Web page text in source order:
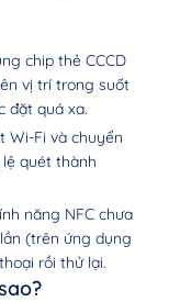
chip thẻ CCCD
vị trí trong suốt
đặt quá xa.
Wi-Fi và chuyển
quét thành
năng NFC chưa
(trên ứng dụng
rồi thử lại.